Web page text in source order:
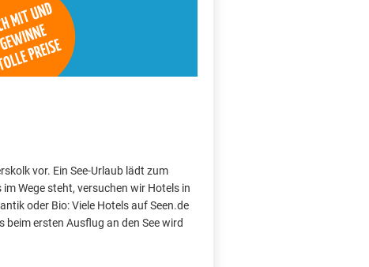
vor. Ein See-Urlaub lädt zum
Wege steht, versuchen wir Hotels in
oder Bio: Viele Hotels auf Seen.de
beim ersten Ausflug an den See wird